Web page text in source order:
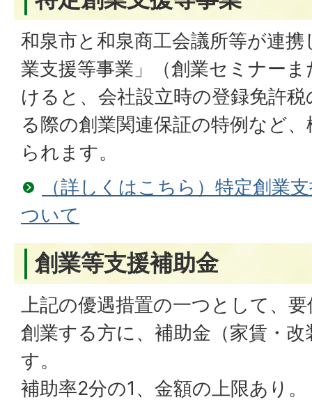
和泉市と和泉商工会議所等が連
業支援等事業」（創業セミナー
けると、会社設立時の登録免許
る際の創業関連保証の特例など
られます。
（詳しくはこちら）特定創業
ついて
創業等支援補助金
上記の優遇措置の一つとして、
創業する方に、補助金（家賃・
す。
補助率2分の1、金額の上限あり。